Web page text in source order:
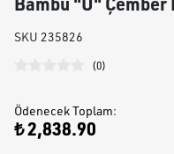
SKU 235826
(0)
Ödenecek Toplam:
₺ 2,838.90